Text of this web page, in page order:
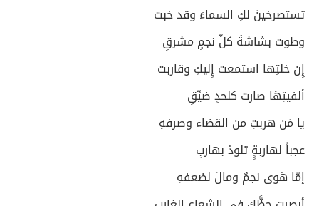
تستصرخينَ لكِ السماءَ وقد خبت
وطوت بشاشةَ كلِّ نجمٍ مشرقِ
إِن خلتِها استمعت إِليكِ وقاربت
ألفيتِهَا صارت كلحدٍ ضيِّقِ
يا مَن هربتِ من القضاء وصرفهِ
عجباً لهاربةٍٍ تلوذ بهاربِ
إمّا هَوى نجمٌ ومالَ لضعفهِ